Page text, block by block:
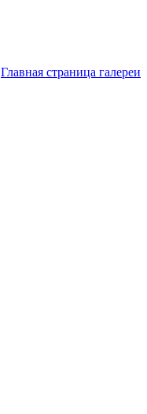
Главная страница галереи